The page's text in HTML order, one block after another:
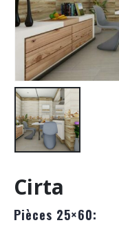
Cirta
Pièces 25×60: